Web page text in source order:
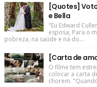
[Quotes]
e Bella
"Eu Edward
esposa, Para o
pobreza, na saúde e na do...
[Carta de
O filme tem
colocar a carta
chorem.